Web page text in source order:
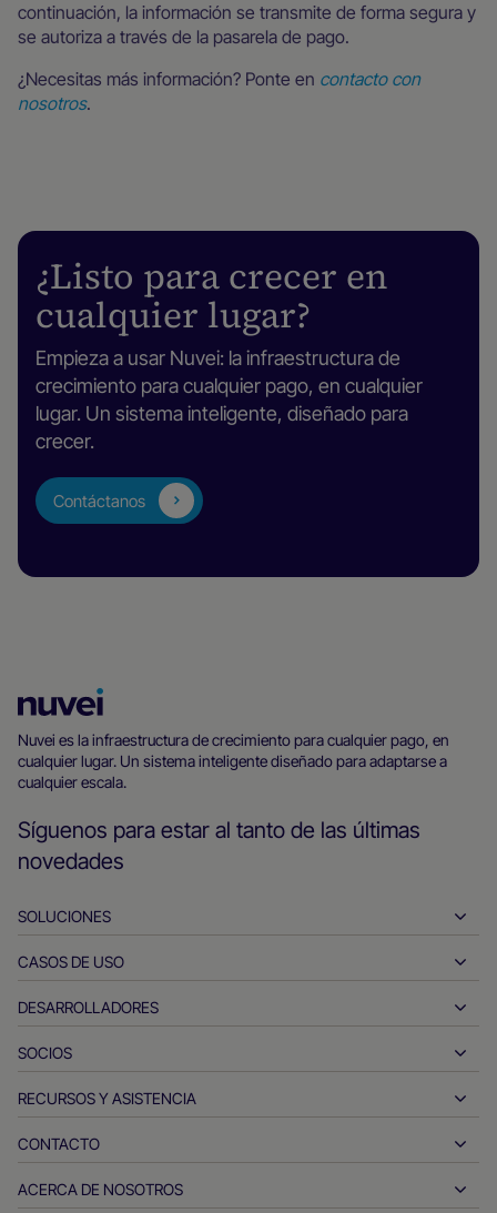
continuación, la información se transmite de forma segura y
se autoriza a través de la pasarela de pago.
¿Necesitas más información? Ponte en contacto con
nosotros.
¿Listo para crecer en
cualquier lugar?
Empieza a usar Nuvei: la infraestructura de
crecimiento para cualquier pago, en cualquier
lugar. Un sistema inteligente, diseñado para
crecer.
Contáctanos
principal
de
Nuvei
Nuvei es la infraestructura de crecimiento para cualquier pago, en
cualquier lugar. Un sistema inteligente diseñado para adaptarse a
cualquier escala.
Síguenos para estar al tanto de las últimas
novedades
SOLUCIONES
Pay-ins
Pay-outs
Pagos en tiempo real
Emisión
Métodos de pago
CASOS DE USO
Hostelería
Automóvil
Servicios financieros
Pagos del Gobierno
DESARROLLADORES
Herramientas para desarrolladores
Documentos de referencia de la interfaz de programación de
aplicaciones (API)
Centro de documentación
SOCIOS
Hazte socio de Nuvei
Productos y soluciones de los socios
RECURSOS Y ASISTENCIA
Atención al cliente
Recursos para empresas
CONTACTO
Consultas sobre ventas de los comerciantes
ACERCA DE NOSOTROS